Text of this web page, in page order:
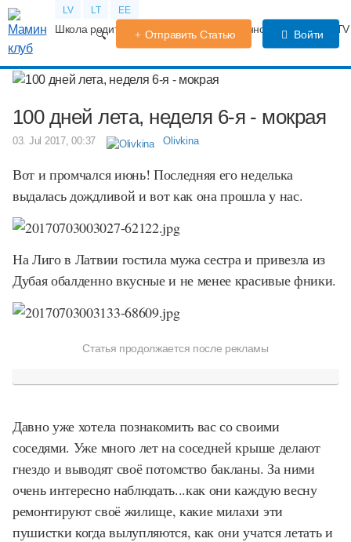
LV LT EE
Школа родителей Календарь беременности Форум
Отправить Статью Войти
100 дней лета, неделя 6-я - мокрая
03. Jul 2017, 00:37 Olivkina
Вот и промчался июнь! Последняя его неделька
выдалась дождливой и вот как она прошла у нас.
На Лиго в Латвии гостила мужа сестра и привезла из
Дубая обалденно вкусные и не менее красивые фники.
Статья продолжается после рекламы
Давно уже хотела познакомить вас со своими
соседями. Уже много лет на соседней крыше делают
гнездо и выводят своё потомство бакланы. За ними
очень интересно наблюдать...как они каждую весну
ремонтируют своё жилище, какие милахи эти
пушистки когда вылупляются, как они учатся летать и